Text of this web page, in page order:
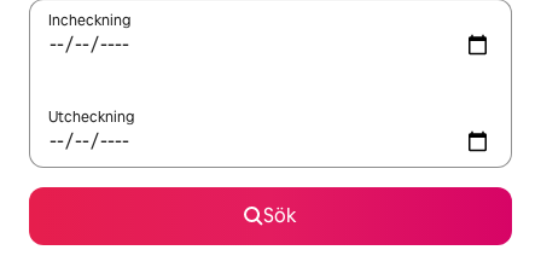
Incheckning
Utcheckning
Sök